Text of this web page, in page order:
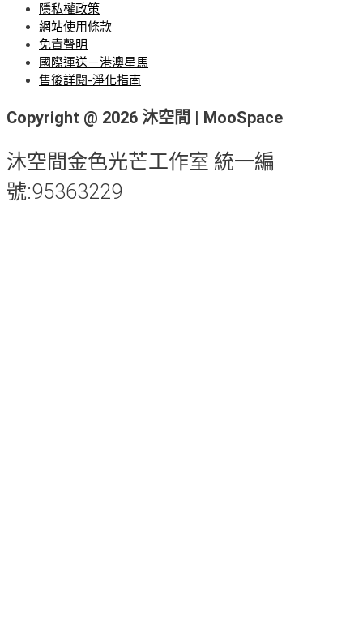
隱私權政策
網站使用條款
免責聲明
國際運送－港澳星馬
售後詳閱-淨化指南
Copyright @ 2026 沐空間 | MooSpace
沐空間金色光芒工作室 統一編
號:95363229